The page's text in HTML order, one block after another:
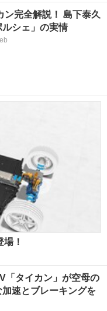
ン完全解説！ 島下泰久
シェ」の実情
！
「タイカン」が空母の
速とブレーキングを